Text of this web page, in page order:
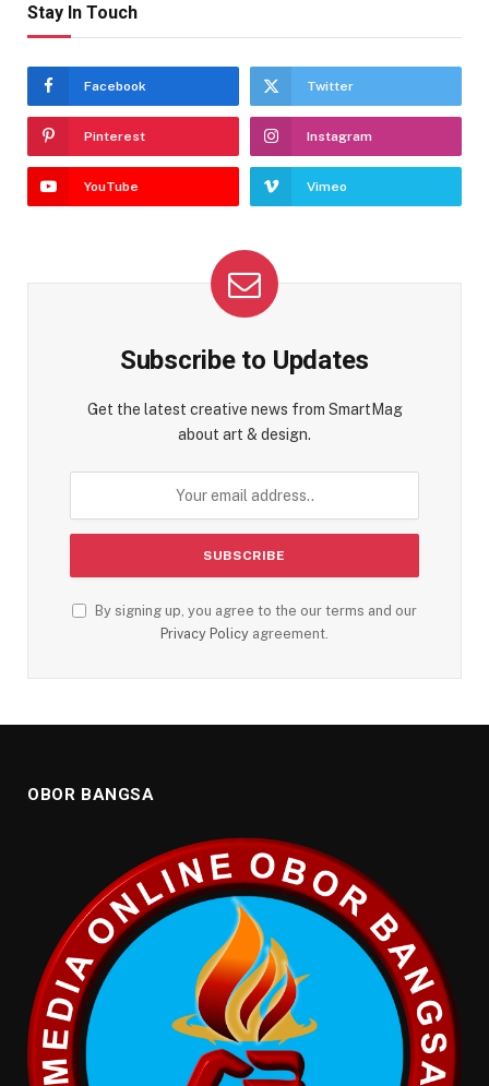
Stay In Touch
Facebook Twitter
Pinterest Instagram
YouTube Vimeo
Subscribe to Updates
Get the latest creative news from SmartMag
about art & design.
By signing up, you agree to the our terms and our
Privacy Policy agreement.
OBOR BANGSA